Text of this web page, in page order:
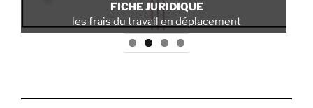
POLITIQUE SANTÉ ET SÉCURITÉ
pour les travaux sur cordes